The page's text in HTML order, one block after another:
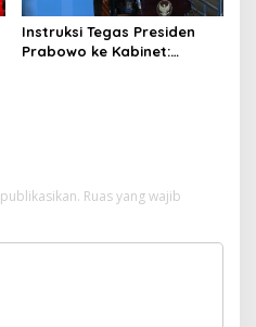
Instruksi Tegas Presiden
Prabowo ke Kabinet:
Ruas yang wajib